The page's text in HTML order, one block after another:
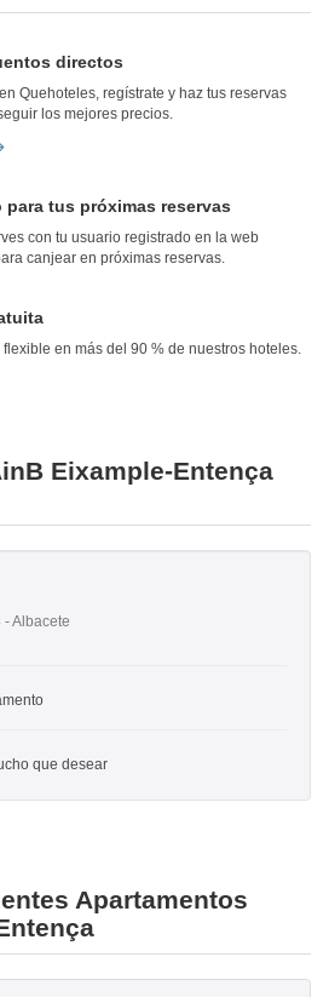
directos
Quehoteles, regístrate y haz tus reservas
los mejores precios.
tus próximas reservas
con tu usuario registrado en la web
canjear en próximas reservas.
en más del 90 % de nuestros hoteles.
Eixample-Entença
Albacete
que desear
Apartamentos